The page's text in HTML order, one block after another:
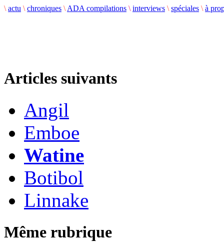
\ actu \ chroniques \ ADA compilations \ interviews \ spéciales \ à
Articles suivants
Angil
Emboe
Watine
Botibol
Linnake
Même rubrique